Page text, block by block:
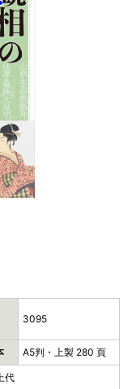
3095
A5判・上製 280 頁
代